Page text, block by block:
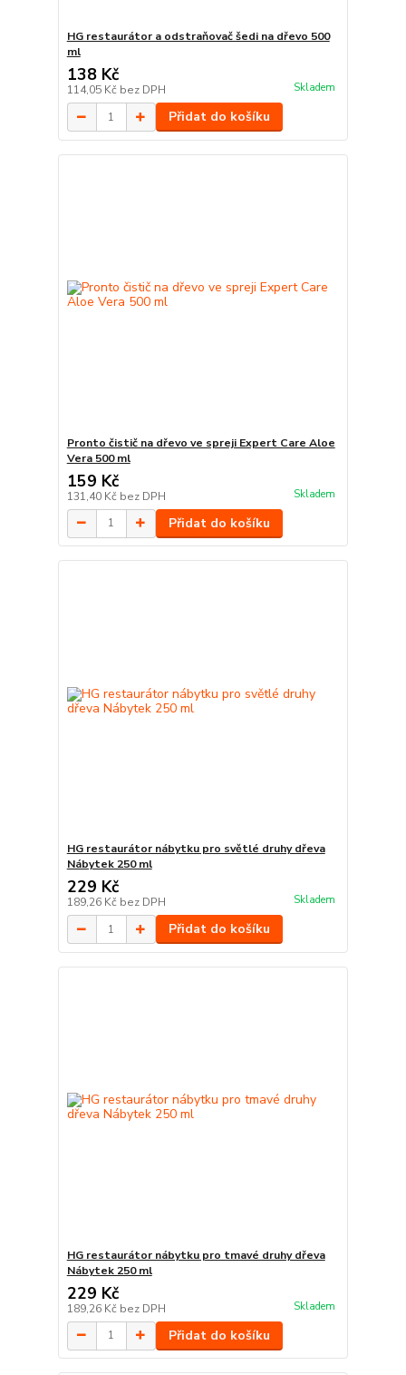
HG restaurátor a odstraňovač šedi na dřevo 500
ml
138 Kč
114,05 Kč bez DPH Skladem
Přidat do košíku
Pronto čistič na dřevo ve spreji Expert Care Aloe
Vera 500 ml
159 Kč
131,40 Kč bez DPH Skladem
Přidat do košíku
HG restaurátor nábytku pro světlé druhy dřeva
Nábytek 250 ml
229 Kč
189,26 Kč bez DPH Skladem
Přidat do košíku
HG restaurátor nábytku pro tmavé druhy dřeva
Nábytek 250 ml
229 Kč
189,26 Kč bez DPH Skladem
Přidat do košíku